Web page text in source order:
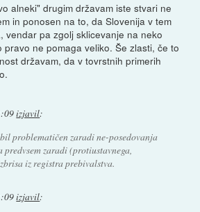
alneki" drugim državam iste stvari ne
in ponosen na to, da Slovenija v tem
vendar pa zgolj sklicevanje na neko
ne pomaga veliko. Še zlasti, če to
državam, da v tovrstnih primerih
izjavil:
problematičen zaradi ne-posedovanja
predvsem zaradi (protiustavnega,
iz registra prebivalstva.
izjavil: